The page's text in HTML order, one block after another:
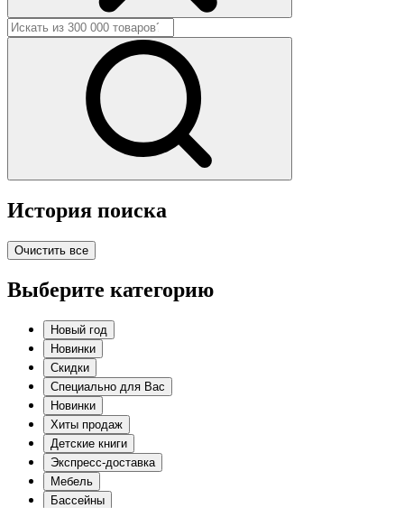
История поиска
Очистить все
Выберите категорию
Новый год
Новинки
Скидки
Специально для Вас
Новинки
Хиты продаж
Детские книги
Экспресс-доставка
Мебель
Бассейны